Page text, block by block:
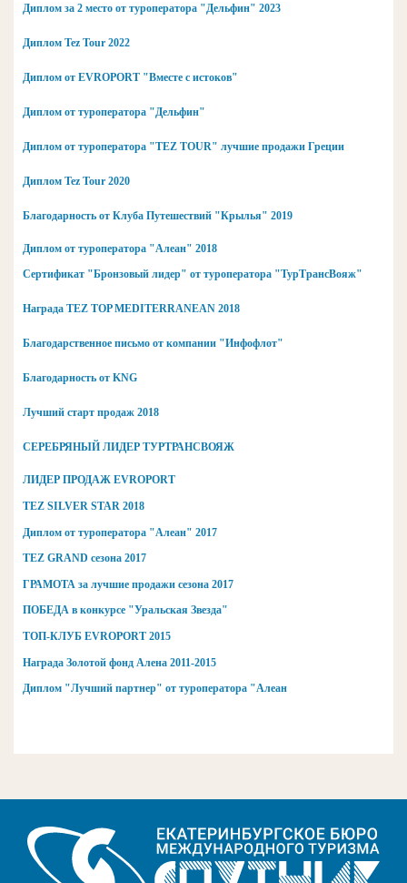
Диплом за 2 место от туроператора "Дельфин" 2023
Диплом Tez Tour 2022
Диплом от EVROPORT "Вместе с истоков"
Диплом от туроператора "Дельфин"
Диплом от туроператора "TEZ TOUR" лучшие продажи Греции
Диплом Tez Tour 2020
Благодарность от Клуба Путешествий "Крылья" 2019
Диплом от туроператора "Алеан" 2018
Сертификат "Бронзовый лидер" от туроператора "ТурТрансВояж"
Награда TEZ TOP MEDITERRANEAN 2018
Благодарственное письмо от компании "Инфофлот"
Благодарность от KNG
Лучший старт продаж 2018
СЕРЕБРЯНЫЙ ЛИДЕР ТУРТРАНСВОЯЖ
ЛИДЕР ПРОДАЖ EVROPORT
TEZ SILVER STAR 2018
Диплом от туроператора "Алеан" 2017
TEZ GRAND сезона 2017
ГРАМОТА за лучшие продажи сезона 2017
ПОБЕДА в конкурсе "Уральская Звезда"
ТОП-КЛУБ EVROPORT 2015
Награда Золотой фонд Алена 2011-2015
Диплом "Лучший партнер" от туроператора "Алеан